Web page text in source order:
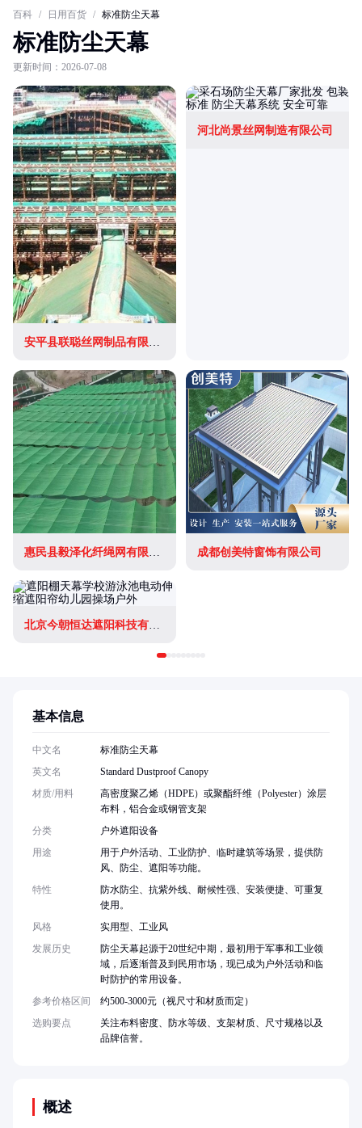
百科 / 日用百货 / 标准防尘天幕
标准防尘天幕
更新时间：2026-07-08
河北尚景丝网制造有限公司
成都创美特窗饰有限公司
概述
基本信息
中文名
标准防尘天幕
英文名
Standard Dustproof Canopy
材质/用料
高密度聚乙烯（HDPE）或聚酯纤维（Polyester）涂层
布料，铝合金或钢管支架
分类
户外遮阳设备
用途
用于户外活动、工业防护、临时建筑等场景，提供防
风、防尘、遮阳等功能。
特性
防水防尘、抗紫外线、耐候性强、安装便捷、可重复
使用。
风格
实用型、工业风
发展历史
防尘天幕起源于20世纪中期，最初用于军事和工业领
域，后逐渐普及到民用市场，现已成为户外活动和临
时防护的常用设备。
参考价格区间
约500-3000元（视尺寸和材质而定）
选购要点
关注布料密度、防水等级、支架材质、尺寸规格以及
品牌信誉。